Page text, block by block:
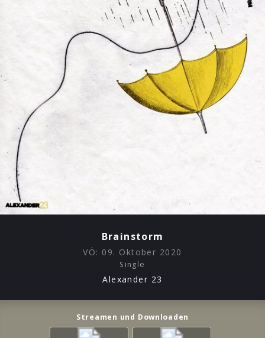
Brainstorm
VÖ: 09. Oktober 2020
Single
Alexander 23
Streamen und Downloaden